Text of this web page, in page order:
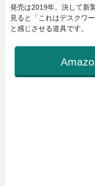
発売は2019年。決して新
見ると「これはデスクワ
と感じさせる道具です。